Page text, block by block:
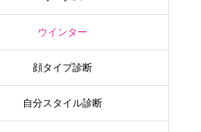
ウインター
顔タイプ診断
自分スタイル診断